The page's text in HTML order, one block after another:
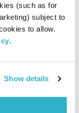
(such as for
subject to
to allow.
.
Show details
כל יום מחדש – 12.7.26
כל יום מחדש
אמיר
שעה של מוזיקה מעולה